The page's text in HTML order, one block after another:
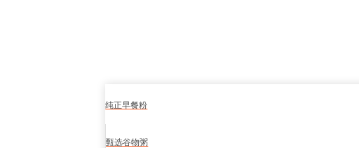
纯正早餐粉
甄选谷物粥